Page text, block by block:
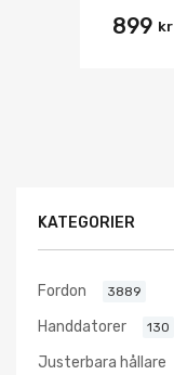
899 kr
KATEGORIER
Fordon 3889
Handdatorer 130
Justerbara hållare